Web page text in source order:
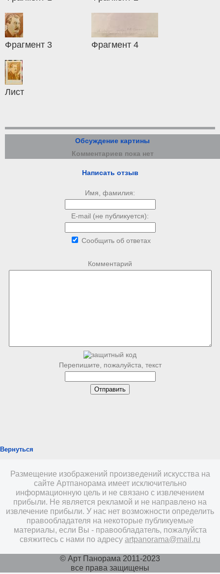
Фрагмент 3 Фрагмент 4
Лист
Обсуждение картины
Комментариев пока нет
Написать отзыв
Имя, фамилия:
E-mail (не публикуется):
Сообщить об ответах
Комментарий
Перепишите, пожалуйста, текст
Вернуться
Размещение изображений произведений искусства на
сайте Артпанорама имеет исключительно
информационную цель и не связано с извлечением
прибыли. Не является рекламой и не направлено на
извлечение прибыли. У нас нет возможности определить
правообладателя на некоторые публикуемые
материалы, если Вы - правообладатель, пожалуйста
свяжитесь с нами по адресу artpanorama@mail.ru
© Арт Панорама 2011-2023
все права защищены